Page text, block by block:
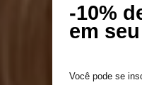
-10%
em
Você pode se